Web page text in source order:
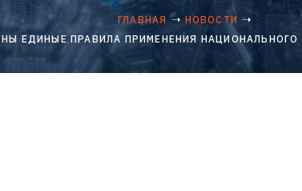
ГЛАВНАЯ
НОВОСТИ
ЕДИНЫЕ ПРАВИЛА ПРИМЕНЕНИЯ